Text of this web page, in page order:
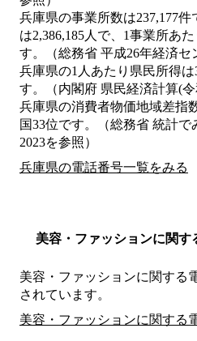
兵庫県の事業所数は237,177
は2,386,185人で、1事業所あ
す。（総務省 平成26年経済セ
兵庫県の1人あたり県民所得
す。（内閣府 県民経済計算(令
兵庫県の消費者物価地域差指
国33位です。（総務省 統計
2023を参照）
兵庫県の電話番号一覧をみる
美容・ファッションに関す
美容・ファッションに関する
されています。
美容・ファッションに関する